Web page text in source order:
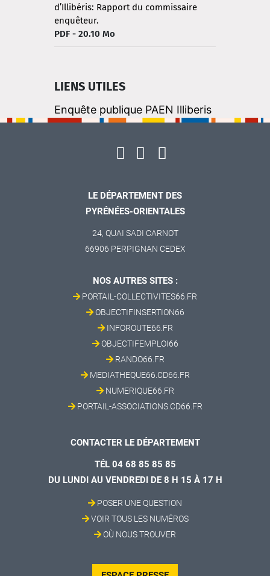
d’Illibéris: Rapport du commissaire
enquêteur.
PDF - 20.10 Mo
LIENS UTILES
Enquête publique PAEN Illiberis
LE DÉPARTEMENT DES
PYRÉNÉES-ORIENTALES
24, QUAI SADI CARNOT
66906 PERPIGNAN CEDEX
NOS AUTRES SITES :
PORTAIL-COLLECTIVITES66.FR
OBJECTIFINSERTION66
INFOROUTE66.FR
OBJECTIFEMPLOI66
RANDO66.FR
MEDIATHEQUE66.CD66.FR
NUMERIQUE66.FR
PORTAIL-ASSOCIATIONS.CD66.FR
CONTACTER LE DÉPARTEMENT
TÉL 04 68 85 85 85
DU LUNDI AU VENDREDI DE 8 H 15 À 17 H
POSER UNE QUESTION
VOIR TOUS LES NUMÉROS
OÙ NOUS TROUVER